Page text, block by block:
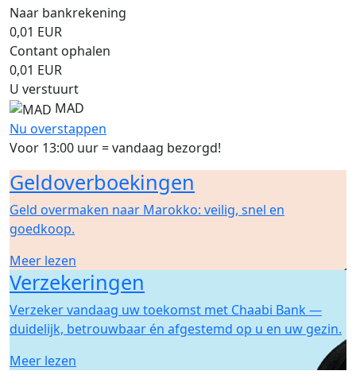
Naar bankrekening
0,01 EUR
Contant ophalen
0,01 EUR
U verstuurt
MAD
Nu overstappen
Voor 13:00 uur = vandaag bezorgd!
Geldoverboekingen
Geld overmaken naar Marokko: veilig, snel en
goedkoop.
Meer lezen
Verzekeringen
Verzeker vandaag uw toekomst met Chaabi Bank —
duidelijk, betrouwbaar én afgestemd op u en uw gezin.
Meer lezen